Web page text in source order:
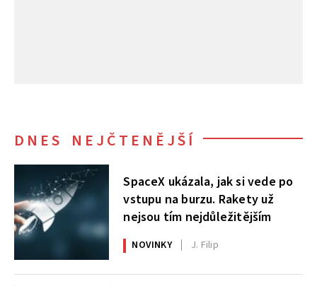
DNES NEJČTENĚJŠÍ
SpaceX ukázala, jak si vede po
vstupu na burzu. Rakety už
nejsou tím nejdůležitějším
NOVINKY J. Filip